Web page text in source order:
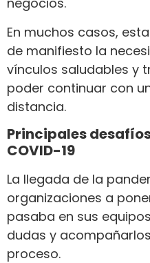
En muchos casos,
de manifiesto la
vínculos saludables y
poder continuar con
distancia.
Principales
COVID-19
La llegada de la
organizaciones a
pasaba en sus
dudas y
proceso.